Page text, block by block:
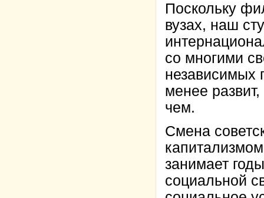
Поскольку
вузах, наш
со многими
независимых
менее
чем.
Смена
занимает
социальной